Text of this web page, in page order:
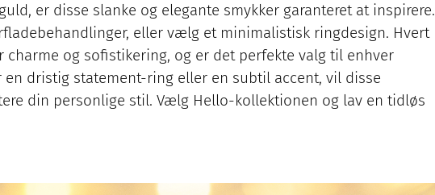
er disse slanke og elegante smykker garanteret at inspirere.
eller vælg et minimalistisk ringdesign. Hvert
og sofistikering, og er det perfekte valg til enhver
dristig statement-ring eller en subtil accent, vil disse
din personlige stil. Vælg Hello-kollektionen og lav en tidløs